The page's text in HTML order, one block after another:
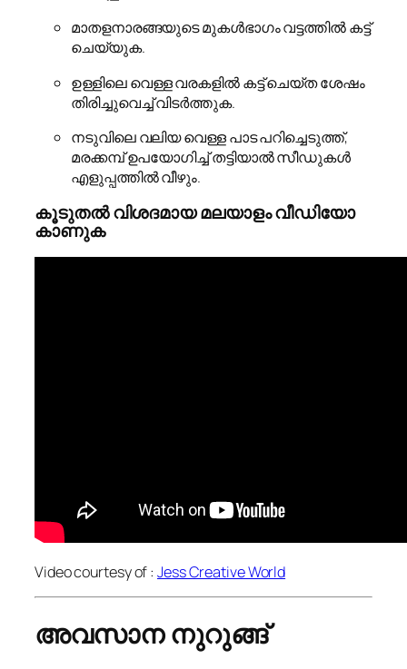
മാതളനാരങ്ങയുടെ മുകൾഭാഗം വട്ടത്തിൽ കട്ട്
ചെയ്യുക.
ഉള്ളിലെ വെള്ള വരകളിൽ കട്ട് ചെയ്ത ശേഷം
തിരിച്ചുവെച്ച് വിടർത്തുക.
നടുവിലെ വലിയ വെള്ള പാട പറിച്ചെടുത്ത്,
മരക്കമ്പ് ഉപയോഗിച്ച് തട്ടിയാൽ സീഡുകൾ
എളുപ്പത്തിൽ വീഴും.
കൂടുതൽ വിശദമായ മലയാളം വീഡിയോ
കാണുക
Video courtesy of : Jess Creative World
അവസാന നുറുങ്ങ്